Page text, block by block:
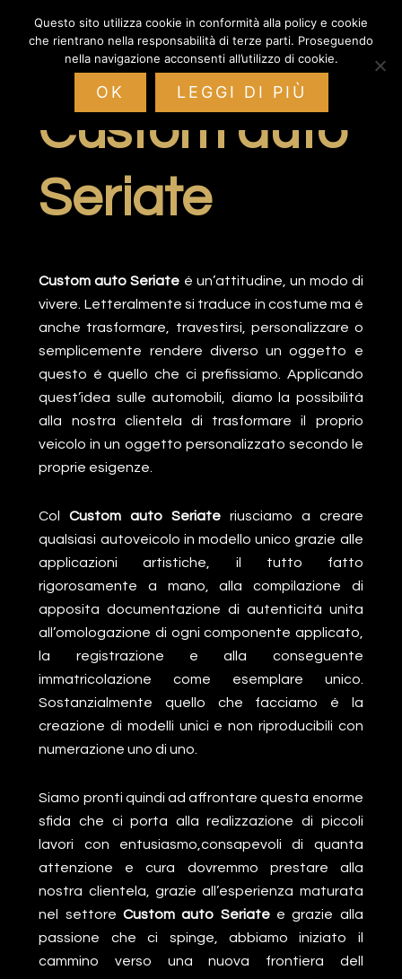
navigazione
contenuto
Custom Auto
Custom auto
Seriate
Custom auto Seriate é un’attitudine, un modo di
vivere. Letteralmente si traduce in costume ma é
anche trasformare, travestirsi, personalizzare o
semplicemente rendere diverso un oggetto e
questo é quello che ci prefissiamo. Applicando
quest’idea sulle automobili, diamo la possibilità
alla nostra clientela di trasformare il proprio
veicolo in un oggetto personalizzato secondo le
proprie esigenze.
ColCustom auto Seriate
riusciamo a creare
qualsiasi autoveicolo in modello unico grazie alle
applicazioni artistiche, il tutto fatto
rigorosamente a mano, alla compilazione di
apposita documentazione di autenticità unita
all’omologazione di ogni componente applicato,
la registrazione e alla conseguente
immatricolazione come esemplare unico.
Sostanzialmente quello che facciamo é la
creazione di modelli unici e non riproducibili con
numerazione uno di uno.
Siamo pronti quindi ad affrontare questa enorme
sfida che ci porta alla realizzazione di piccoli
lavori con entusiasmo,consapevoli di quanta
attenzione e cura dovremmo prestare alla
nostra clientela, grazie all’esperienza maturata
nel settoreCustom auto Seriate e grazie alla
passione che ci spinge, abbiamo iniziato il
cammino verso una nuova frontiera dell
Questo sito utilizza cookie in conformità alla policy e cookie
che rientrano nella responsabilità di terze parti. Proseguendo
nella navigazione acconsenti all’utilizzo di cookie.
OK LEGGI DI PIÙ